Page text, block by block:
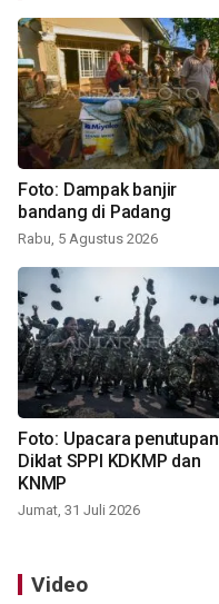
Foto: Dampak banjir
bandang di Padang
Rabu, 5 Agustus 2026
Foto: Upacara penutupan
Diklat SPPI KDKMP dan
KNMP
Jumat, 31 Juli 2026
Video